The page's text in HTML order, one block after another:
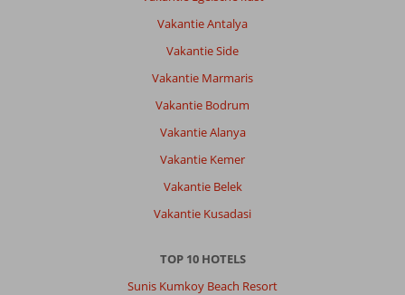
Vakantie Antalya
Vakantie Side
Vakantie Marmaris
Vakantie Bodrum
Vakantie Alanya
Vakantie Kemer
Vakantie Belek
Vakantie Kusadasi
TOP 10 HOTELS
Sunis Kumkoy Beach Resort